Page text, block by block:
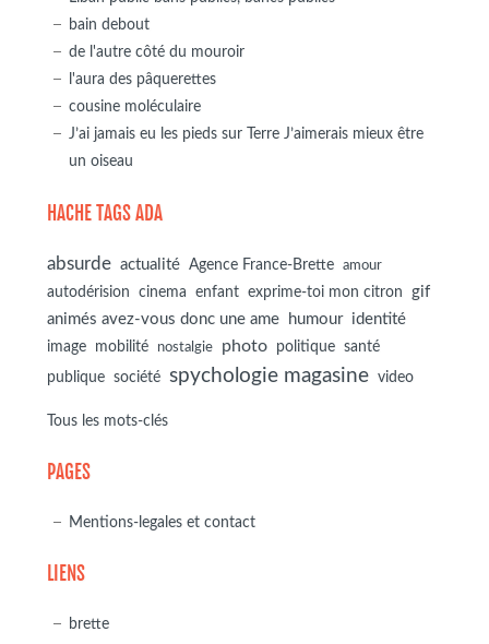
bain debout
de l'autre côté du mouroir
l'aura des pâquerettes
cousine moléculaire
J’ai jamais eu les pieds sur Terre J’aimerais mieux être
un oiseau
HACHE TAGS ADA
absurde actualité Agence France-Brette amour
autodérision cinema enfant exprime-toi mon citron
gif
animés avez-vous donc une ame
humour identité
image mobilité nostalgie photo politique
santé
publique
société spychologie magasine video
Tous les mots-clés
PAGES
Mentions-legales et contact
LIENS
brette